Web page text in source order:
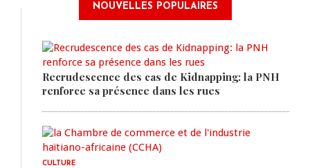
NOUVELLES POPULAIRES
Recrudescence des cas de Kidnapping: la PNH
renforce sa présence dans les rues
CULTURE